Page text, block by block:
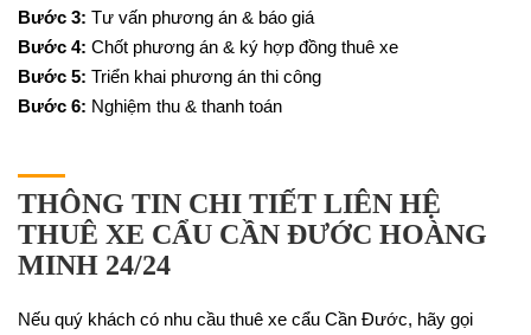
Bước 3: Tư vấn phương án & báo giá
Bước 4: Chốt phương án & ký hợp đồng thuê xe
Bước 5: Triển khai phương án thi công
Bước 6: Nghiệm thu & thanh toán
THÔNG TIN CHI TIẾT LIÊN HỆ
THUÊ XE CẨU CẦN ĐƯỚC HOÀNG
MINH 24/24
Nếu quý khách có nhu cầu thuê xe cẩu Cần Đước, hãy gọi